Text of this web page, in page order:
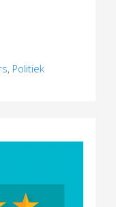
, Politiek